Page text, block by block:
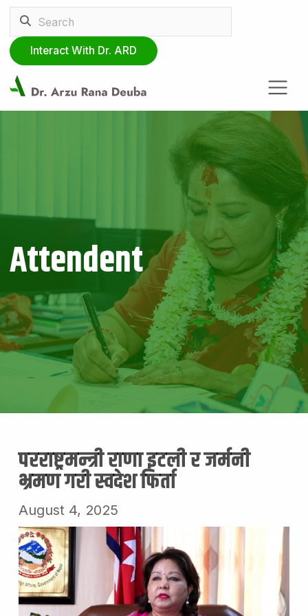
Interact With Dr. ARD
Attendent
परराष्ट्रमन्त्री राणा इटली र जर्मनी
भ्रमण गरी स्वदेश फिर्ता
August 4, 2025